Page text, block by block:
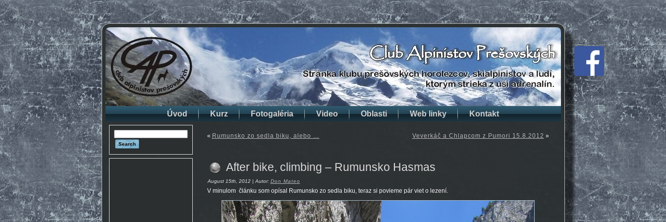
Úvod Kurz Fotogaléria Video Oblasti Web linky Kontakt
« Rumunsko zo sedla biku, alebo … Veverkáč a Chlapcom z Pumori 15.8.2012 »
After bike, climbing – Rumunsko Hasmas
August 15th, 2012 | Autor: Don Mateo
V minulom článku som opísal Rumunsko zo sedla biku, teraz si povieme pár viet o lezení.